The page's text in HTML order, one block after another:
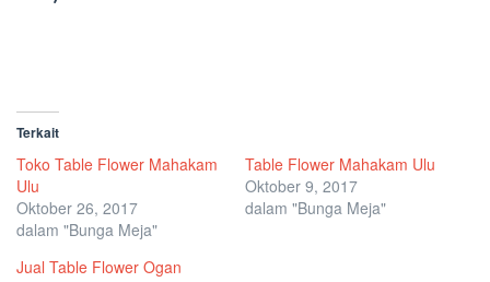
Terkait
Toko Table Flower Mahakam
Ulu
Oktober 26, 2017
dalam "Bunga Meja"
Table Flower Mahakam Ulu
Oktober 9, 2017
dalam "Bunga Meja"
Jual Table Flower Ogan